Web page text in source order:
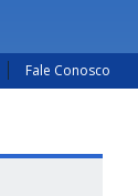
Fale Conosco